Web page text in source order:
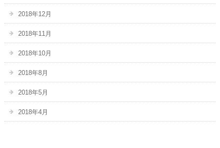
2018年12月
2018年11月
2018年10月
2018年8月
2018年5月
2018年4月